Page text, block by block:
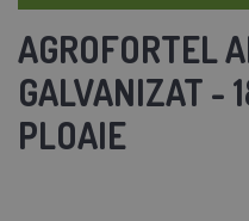
AGROFORTEL
GALVANIZAT -
PLOAIE